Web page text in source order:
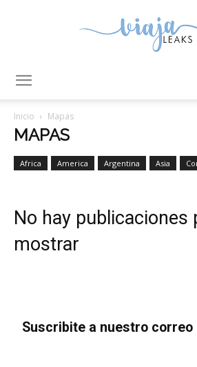
Inicio Mapas
MAPAS
Africa America Argentina Asia
No hay publicaciones
mostrar
Suscribite a nuestro correo